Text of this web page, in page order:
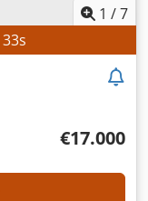
1 /7
31s
€17.000